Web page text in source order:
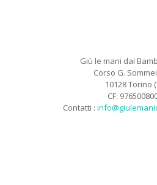
Giù le mani dai
Corso G.
10128 Torino
CF:
Contatti :